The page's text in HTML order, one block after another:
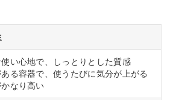
使い心地で、しっとりとした質感
る容器で、使うたびに気分が上がる
なり高い